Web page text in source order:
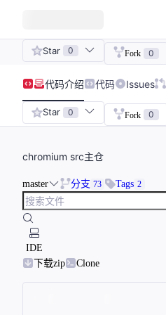
Star 0 Fork 0
代码介绍 代码 Issues
Star 0 Fork 0
chromium src主仓
master 分支 73 Tags 2
IDE
下载zip
Clone